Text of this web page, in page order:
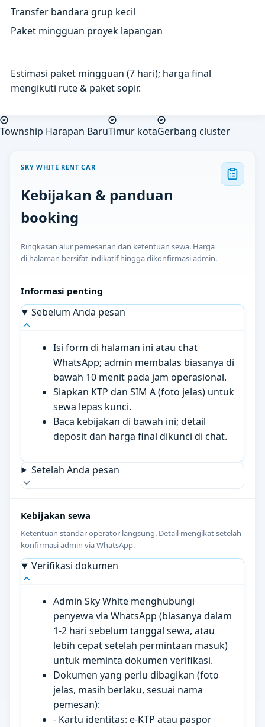
Transfer bandara grup kecil
Paket mingguan proyek lapangan
Estimasi paket mingguan (7 hari); harga final
mengikuti rute & paket sopir.
Township Harapan BaruTimur kotaGerbang cluster
SKY WHITE RENT CAR
Kebijakan & panduan
booking
Ringkasan alur pemesanan dan ketentuan sewa. Harga
di halaman bersifat indikatif hingga dikonfirmasi admin.
Informasi penting
Sebelum Anda pesan
Isi form di halaman ini atau chat
WhatsApp; admin membalas biasanya di
bawah 10 menit pada jam operasional.
Siapkan KTP dan SIM A (foto jelas) untuk
sewa lepas kunci.
Baca kebijakan di bawah ini; detail
deposit dan harga final dikunci di chat.
Setelah Anda pesan
Kebijakan sewa
Ketentuan standar operator langsung. Detail mengikat setelah
konfirmasi admin via WhatsApp.
Verifikasi dokumen
Admin Sky White menghubungi
penyewa via WhatsApp (biasanya dalam
1-2 hari sebelum tanggal sewa, atau
lebih cepat setelah permintaan masuk)
untuk meminta dokumen verifikasi.
Dokumen yang perlu dibagikan (foto
jelas, masih berlaku, sesuai nama
pemesan):
- Kartu identitas: e-KTP atau paspor